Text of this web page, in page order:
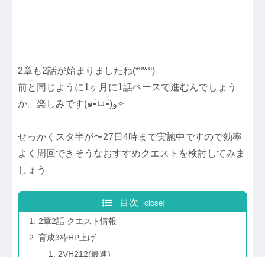
2章も2話が始まりましたね(*º꒳​º)
前と同じように1ヶ月に1話ペースで進むんでしょう
か。楽しみです(๑•̀ㅂ•́)و✧
せっかくスタ半が〜27日4時まで実施中ですので効率
よく周回できそうなおすすめクエストを検討してみま
しょう
目次
2章2話 クエスト情報
育成3枠HP上げ
2VH212(最速)